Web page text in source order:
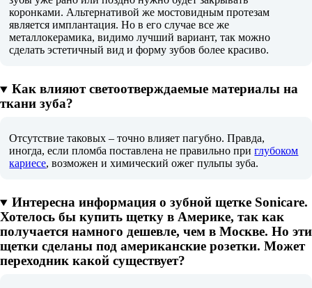
коронками. Альтернативой же мостовидным протезам
является имплантация. Но в его случае все же
металлокерамика, видимо лучший вариант, так можно
сделать эстетичный вид и форму зубов более красиво.
Как влияют светоотверждаемые материалы на
ткани зуба?
Отсутствие таковых – точно влияет пагубно. Правда,
иногда, если пломба поставлена не правильно приглубоком
кариесе, возможен и химический ожег пульпы зуба.
Интересна информация о зубной щетке Sonicare.
Хотелось бы купить щетку в Америке, так как
получается намного дешевле, чем в Москве. Но эти
щетки сделаны под американские розетки. Может
переходник какой существует?